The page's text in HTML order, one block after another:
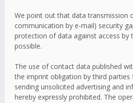
We point out that data transmission
communication by e-mail) security
protection of data against access by
possible.
The use of contact data published
the imprint obligation by third
sending unsolicited advertising and
hereby expressly prohibited. The